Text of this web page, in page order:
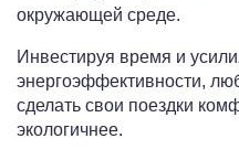
окружающей среде.
Инвестируя время и
энергоэффективности,
сделать свои поездки
экологичнее.